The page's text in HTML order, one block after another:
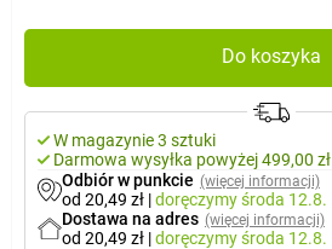
Do koszyka
W magazynie 3 sztuki
Darmowa wysyłka powyżej 499,00 zł
Odbiór w punkcie (więcej informacji)
od 20,49 zł |doręczymyśroda 12.8.
Dostawa na adres (więcej informacji)
od 20,49 zł |doręczymyśroda 12.8.